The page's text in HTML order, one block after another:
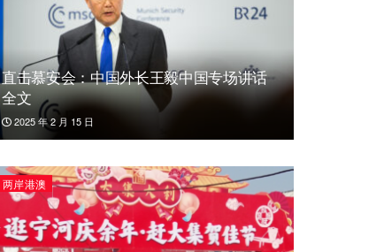
直击慕安会：中国外长王毅中国专场讲话
全文
2025 年 2 月 15 日
两岸港澳